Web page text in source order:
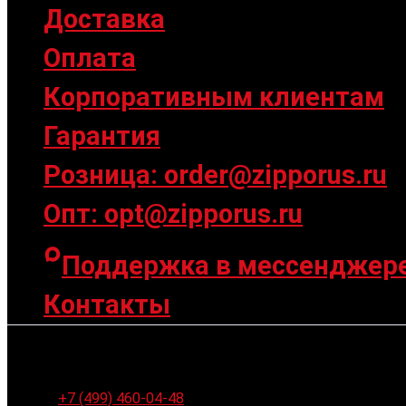
Доставка
Оплата
Корпоративным клиентам
Гарантия
Розница: order@zipporus.ru
Опт: opt@zipporus.ru
Поддержка в
Контакты
+7 (499) 460-04-48